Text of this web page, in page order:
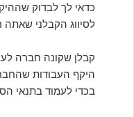
כדאי לך לבדוק
לסיווג הקבלני שאתה
קבלן שקונה חברה
היקף העבודות
בכדי לעמוד בתנאי